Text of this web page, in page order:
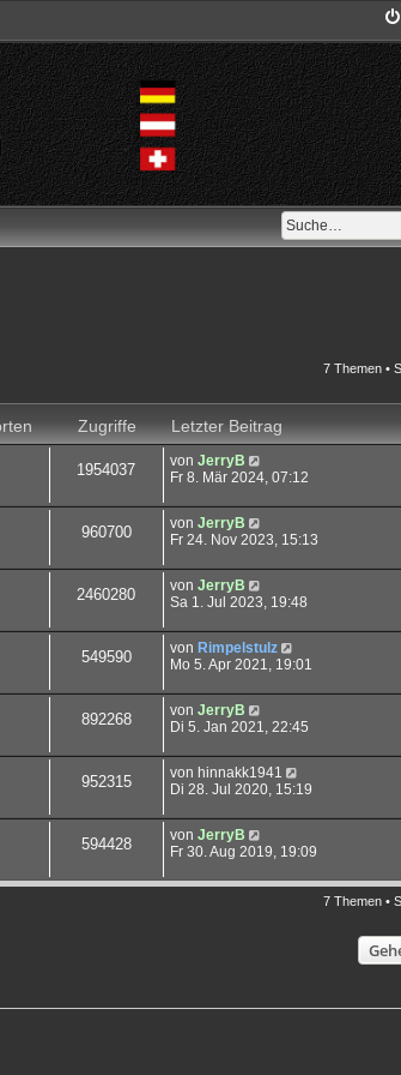
7 Themen •
Zugriffe
Letzter Beitrag
1954037 von JerryB
Fr 8. Mär 2024, 07:12
960700 von JerryB
Fr 24. Nov 2023, 15:13
2460280 von JerryB
Sa 1. Jul 2023, 19:48
549590 von Rimpelstulz
Mo 5. Apr 2021, 19:01
892268 von JerryB
Di 5. Jan 2021, 22:45
952315 von hinnakk1941
Di 28. Jul 2020, 15:19
594428 von JerryB
Fr 30. Aug 2019, 19:09
7 Themen •